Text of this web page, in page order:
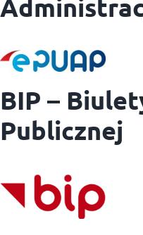
BIP –
Publicznej